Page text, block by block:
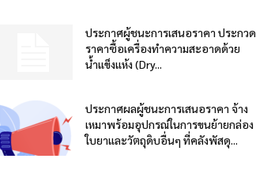
ประกาศผู้ชนะการเสนอราคา ประกวด
ราคาซื้อเครื่องทำความสะอาดด้วย
น้ำแข็งแห้ง (Dry...
ประกาศผลผู้ชนะการเสนอราคา จ้าง
เหมาพร้อมอุปกรณ์ในการขนย้ายกล่อง
ใบยาและวัตถุดิบอื่นๆ ที่คลังพัสดุ...